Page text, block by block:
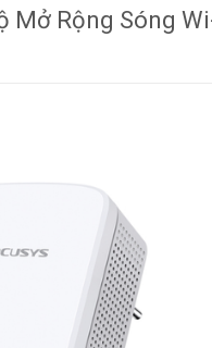
Mở Rộng Sóng